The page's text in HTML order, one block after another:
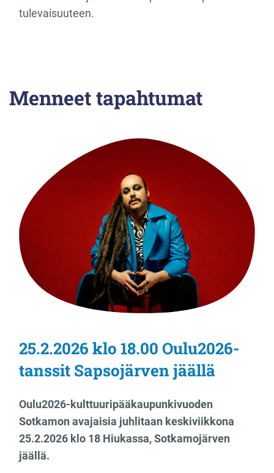
tulevaisuuteen.
Menneet tapahtumat
25.2.2026 klo 18.00 Oulu2026-
tanssit Sapsojärven jäällä
Oulu2026-kulttuuripääkaupunkivuoden
Sotkamon avajaisia juhlitaan keskiviikkona
25.2.2026 klo 18 Hiukassa, Sotkamojärven
jäällä.